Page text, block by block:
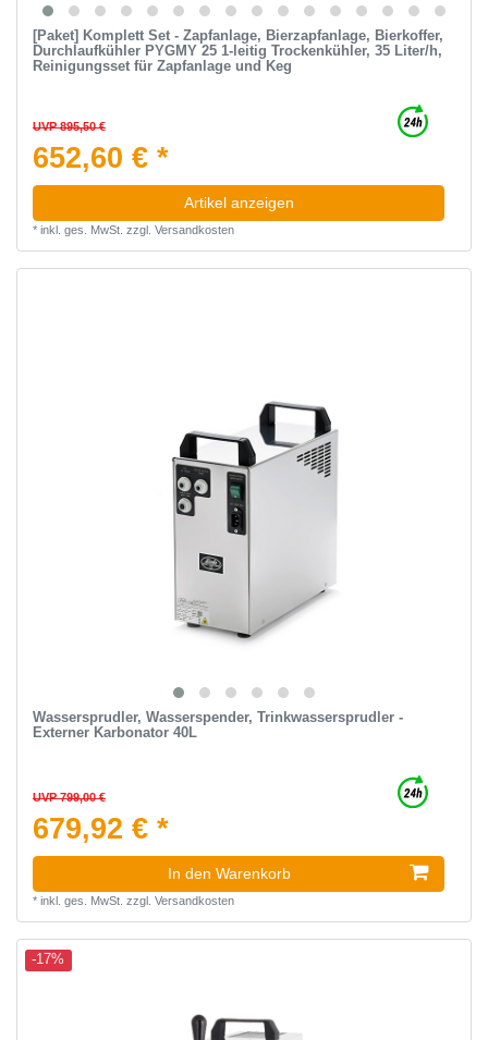
[Paket] Komplett Set - Zapfanlage, Bierzapfanlage, Bierkoffer,
Durchlaufkühler PYGMY 25 1-leitig Trockenkühler, 35 Liter/h,
Reinigungsset für Zapfanlage und Keg
UVP 895,50 €
652,60 € *
Artikel anzeigen
* inkl. ges. MwSt. zzgl. Versandkosten
Wassersprudler, Wasserspender, Trinkwassersprudler -
Externer Karbonator 40L
UVP 799,00 €
679,92 € *
In den Warenkorb
* inkl. ges. MwSt. zzgl. Versandkosten
-17%